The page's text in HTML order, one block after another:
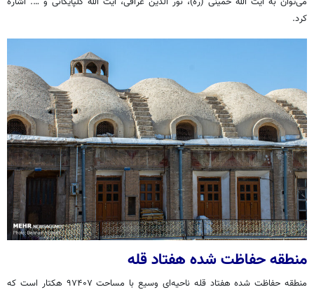
کرد.
منطقه حفاظت شده هفتاد قله
منطقه حفاظت شده هفتاد قله ناحیه‌ای وسیع با مساحت ۹۷۴۰۷ هکتار است که